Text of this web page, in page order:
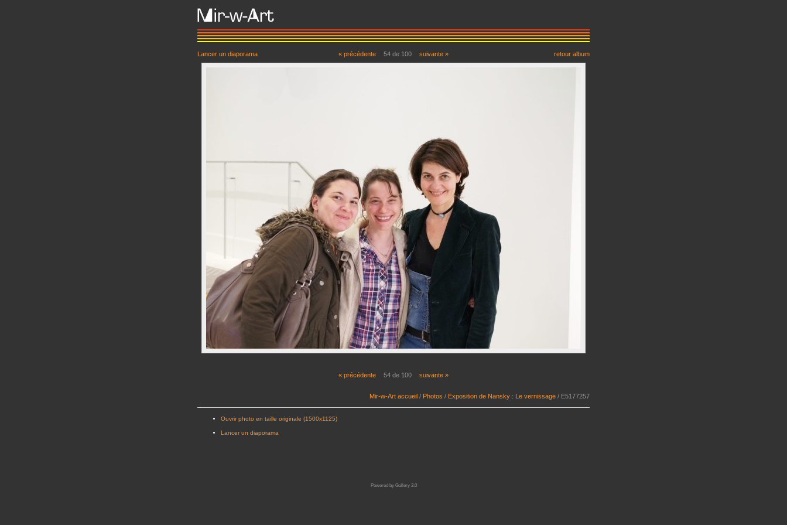
Lancer un diaporama « précédente 54 de 100 suivante » retour album
« précédente 54 de 100 suivante »
Mir-w-Art accueil / Photos / Exposition de Nansky : Le vernissage / E5177257
Ouvrir photo en taille originale (1500x1125)
Lancer un diaporama
Powered by Gallery 2.0